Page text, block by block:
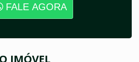
FALE AGORA
IMÓVEL